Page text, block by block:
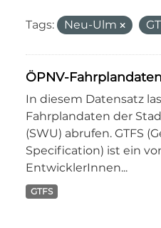
Tags: Neu-Ulm
ÖPNV-
In diesem Datensatz
Fahrplandaten der
(SWU) abrufen. GTFS
Specification) ist ein
EntwicklerInnen...
GTFS